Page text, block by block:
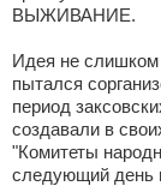
ВЫЖИВАНИЕ.
Идея не слишком
пытался
период
создавали в
"Комитеты
следующий день